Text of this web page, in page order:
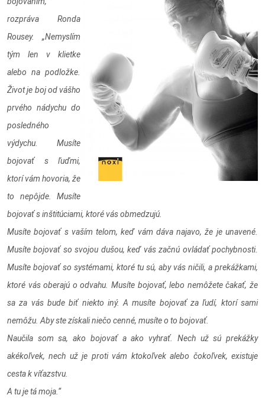
rozpráva Ronda
Rousey. „Nemyslím
tým len v klietke
alebo na podložke.
Život je boj od vášho
prvého nádychu do
posledného
výdychu. Musíte
bojovať s ľuďmi,
ktorí vám hovoria, že
to nepôjde. Musíte
bojovať s inštitúciami, ktoré vás obmedzujú.
Musíte bojovať s vaším telom, keď vám dáva najavo, že je unavené.
Musíte bojovať so svojou dušou, keď vás začnú ovládať pochybnosti.
Musíte bojovať so systémami, ktoré tu sú, aby vás ničili, a prekážkami,
ktoré vás oberajú o odvahu. Musíte bojovať, lebo nemôžete čakať, že
sa za vás bude biť niekto iný. A musíte bojovať za ľudí, ktorí sami
nemôžu. Aby ste získali niečo cenné, musíte o to bojovať.
Naučila som sa, ako bojovať a ako vyhrať. Nech už sú prekážky
akékoľvek, nech už je proti vám ktokoľvek alebo čokoľvek, existuje
cesta k víťazstvu.
A tu je tá moja.“